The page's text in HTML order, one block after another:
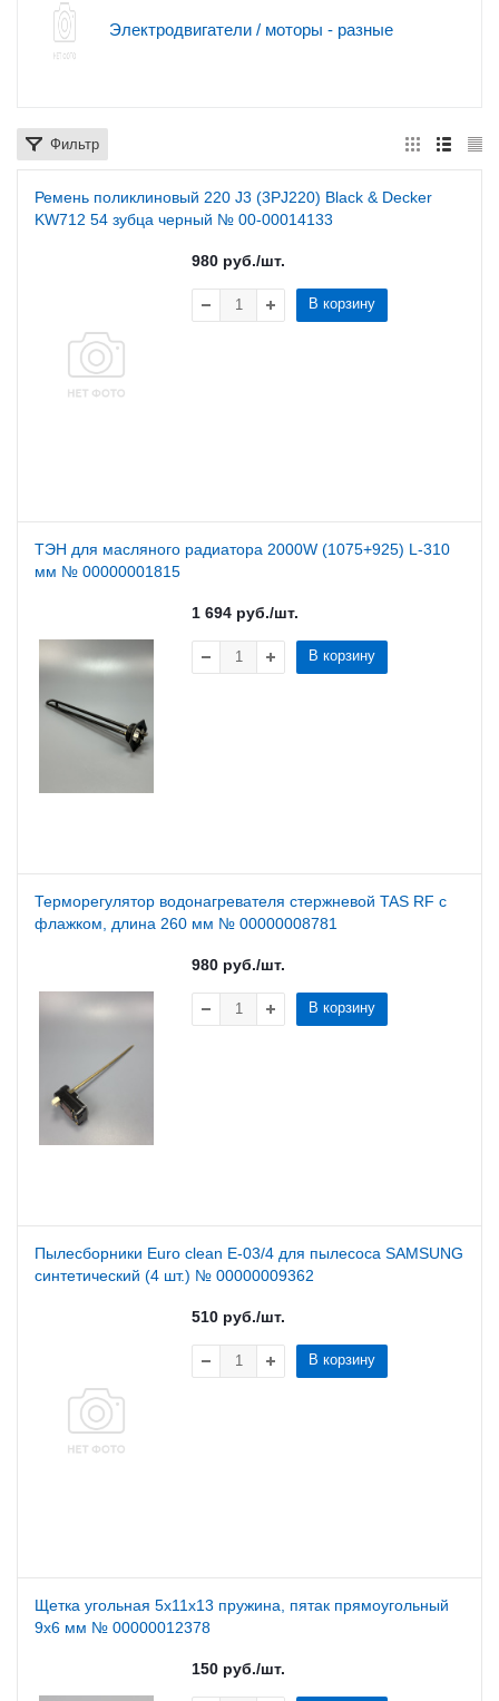
Электродвигатели / моторы - разные
Фильтр
Ремень поликлиновый 220 J3 (3PJ220) Black & Decker
KW712 54 зубца черный № 00-00014133
980 руб./шт.
В корзину
ТЭН для масляного радиатора 2000W (1075+925) L-310
мм № 00000001815
1 694 руб./шт.
В корзину
Терморегулятор водонагревателя стержневой TAS RF c
флажком, длина 260 мм № 00000008781
980 руб./шт.
В корзину
Пылесборники Euro clean E-03/4 для пылесоса SAMSUNG
cинтетический (4 шт.) № 00000009362
510 руб./шт.
В корзину
Щетка угольная 5х11х13 пружина, пятак прямоугольный
9x6 мм № 00000012378
150 руб./шт.